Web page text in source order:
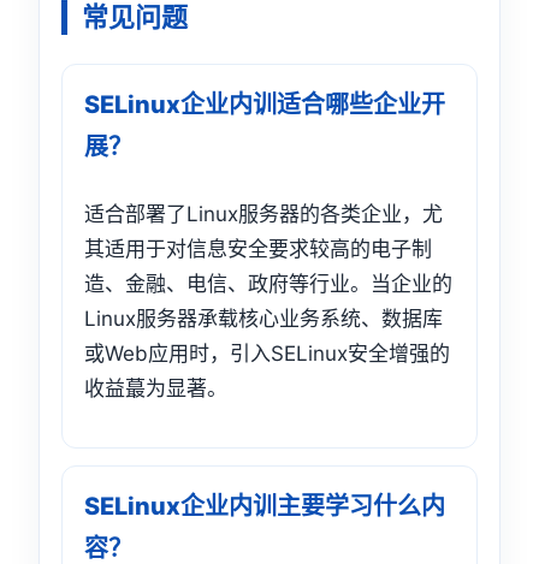
常见问题
SELinux企业内训适合哪些企业开
展？
适合部署了Linux服务器的各类企业，尤
其适用于对信息安全要求较高的电子制
造、金融、电信、政府等行业。当企业的
Linux服务器承载核心业务系统、数据库
或Web应用时，引入SELinux安全增强的
收益蕞为显著。
SELinux企业内训主要学习什么内
容？